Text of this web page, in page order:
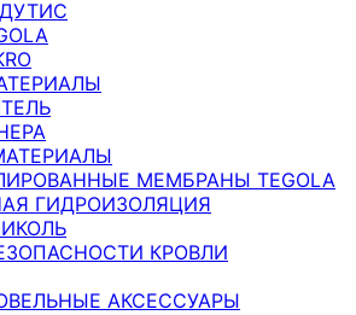
МЕМБРАНЫ TEGOLA
ГИДРОИЗОЛЯЦИЯ
КРОВЛИ
АКСЕССУАРЫ